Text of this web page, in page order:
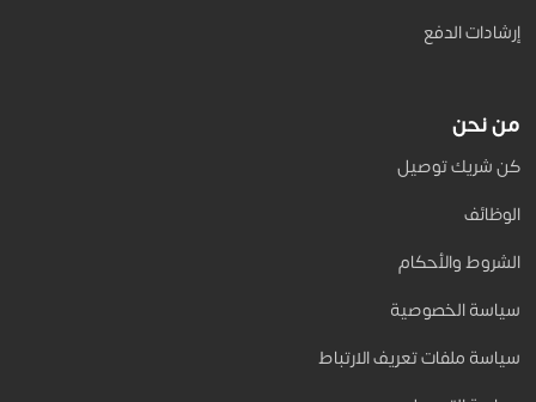
إرشادات الدفع
من نحن
كن شريك توصيل
الوظائف
الشروط والأحكام
سياسة الخصوصية
سياسة ملفات تعريف الارتباط